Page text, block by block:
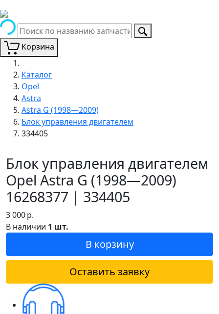
Корзина
Каталог
Opel
Astra
Astra G (1998—2009)
Блок управления двигателем
334405
Блок управления двигателем
Opel Astra G (1998—2009)
16268377 | 334405
3 000р.
В наличии 1 шт.
В корзину
Оставить заявку